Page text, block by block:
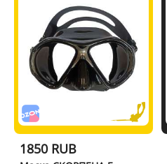
1850 RUB